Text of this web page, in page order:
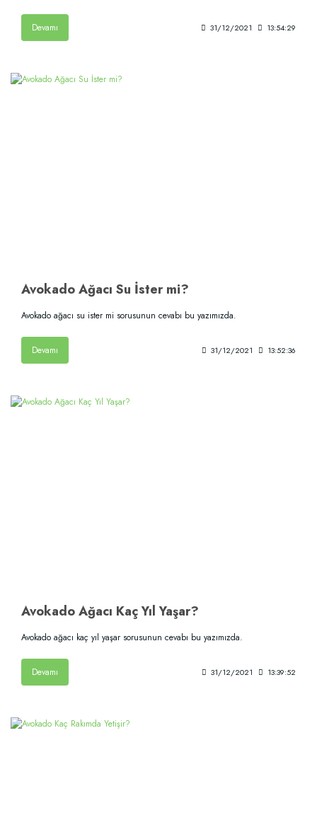
Devamı 31/12/2021 13:54:29
Avokado Ağacı Su İster mi?
Avokado ağacı su ister mi sorusunun cevabı bu yazımızda.
Devamı 31/12/2021 13:52:36
Avokado Ağacı Kaç Yıl Yaşar?
Avokado ağacı kaç yıl yaşar sorusunun cevabı bu yazımızda.
Devamı 31/12/2021 13:39:52